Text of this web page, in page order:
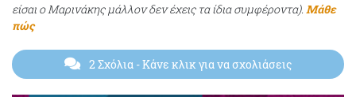
είσαι ο Μαρινάκης μάλλον δεν έχεις τα ίδια συμφέροντα). Μάθε
πώς
2 Σχόλια - Κάνε κλικ για να σχολιάσεις